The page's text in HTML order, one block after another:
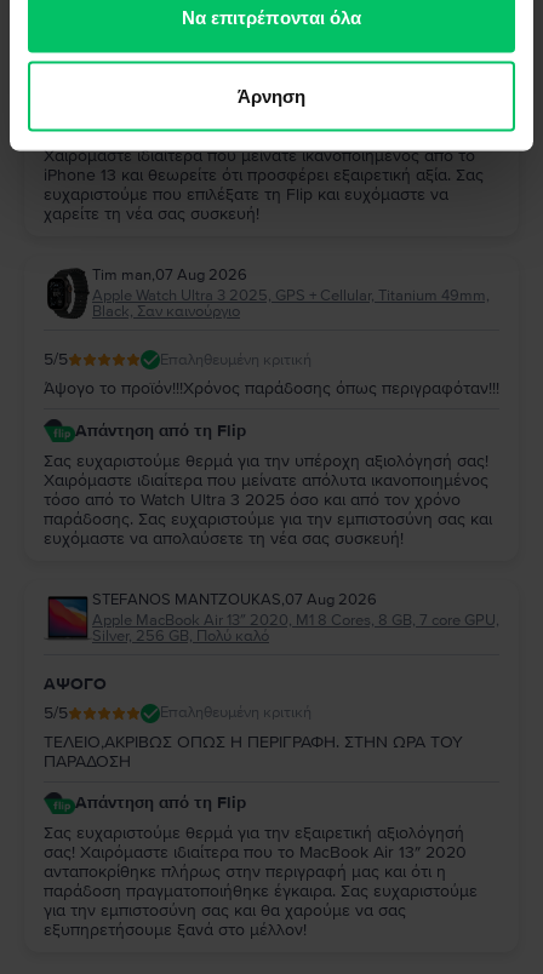
των υπηρεσιών τους.Να επιτρέπονται όλα
Άρνηση
Παρα πολυ καλο και αξιζει
Απάντηση από τη Flip
Σας ευχαριστούμε πολύ για την αξιολόγησή σας!
Χαιρόμαστε ιδιαίτερα που μείνατε ικανοποιημένος από το
iPhone 13 και θεωρείτε ότι προσφέρει εξαιρετική αξία. Σας
ευχαριστούμε που επιλέξατε τη Flip και ευχόμαστε να
χαρείτε τη νέα σας συσκευή!
Tim man,07 Aug 2026
Apple Watch Ultra 3 2025, GPS + Cellular, Titanium 49mm,
Black, Σαν καινούργιο
5/5 Επαληθευμένη κριτική
Άψογο το προϊόν!!!Χρόνος παράδοσης όπως περιγραφόταν!!!
Απάντηση από τη Flip
Σας ευχαριστούμε θερμά για την υπέροχη αξιολόγησή σας!
Χαιρόμαστε ιδιαίτερα που μείνατε απόλυτα ικανοποιημένος
τόσο από το Watch Ultra 3 2025 όσο και από τον χρόνο
παράδοσης. Σας ευχαριστούμε για την εμπιστοσύνη σας και
ευχόμαστε να απολαύσετε τη νέα σας συσκευή!
STEFANOS MANTZOUKAS,07 Aug 2026
Apple MacBook Air 13″ 2020, M1 8 Cores, 8 GB, 7 core GPU,
Silver, 256 GB, Πολύ καλό
ΑΨΟΓΟ
5/5 Επαληθευμένη κριτική
ΤΕΛΕΙΟ,ΑΚΡΙΒΩΣ ΟΠΩΣ Η ΠΕΡΙΓΡΑΦΗ. ΣΤΗΝ ΩΡΑ ΤΟΥ
ΠΑΡΑΔΟΣΗ
Απάντηση από τη Flip
Σας ευχαριστούμε θερμά για την εξαιρετική αξιολόγησή
σας! Χαιρόμαστε ιδιαίτερα που το MacBook Air 13″ 2020
ανταποκρίθηκε πλήρως στην περιγραφή μας και ότι η
παράδοση πραγματοποιήθηκε έγκαιρα. Σας ευχαριστούμε
για την εμπιστοσύνη σας και θα χαρούμε να σας
εξυπηρετήσουμε ξανά στο μέλλον!